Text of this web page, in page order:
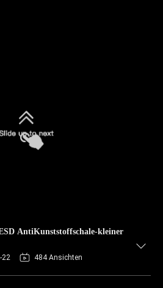
AntiKunststoffschale-kleiner
22 484 Ansichten